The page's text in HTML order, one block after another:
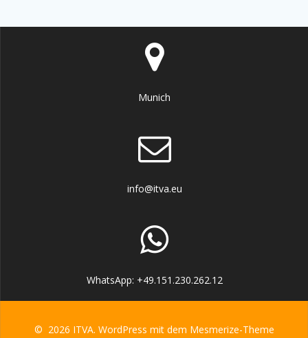
Munich
info@itva.eu
WhatsApp: +49.151.230.262.12
© 2026 ITVA. WordPress mit dem Mesmerize-Theme